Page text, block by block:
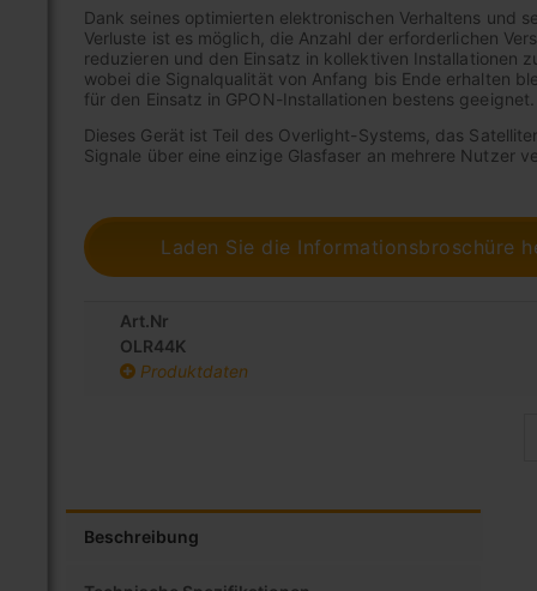
Dank seines optimierten elektronischen Verhaltens und
Verluste ist es möglich, die Anzahl der erforderlichen
reduzieren und den Einsatz in kollektiven Installationen
wobei die Signalqualität von Anfang bis Ende erhalten
für den Einsatz in GPON-Installationen bestens geeignet.
Dieses Gerät ist Teil des Overlight-Systems, das
Signale über eine einzige Glasfaser an mehrere Nutzer
Laden Sie die Informationsbroschüre
Art.Nr
OLR44K
Produktdaten
Beschreibung